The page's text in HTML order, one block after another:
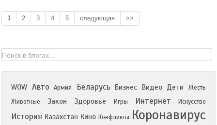
1 2 3 4 5 следующая >>
WOW Авто Армия Беларусь Бизнес Видео Дети
Жесть
Животные
Закон Здоровье Игры Интернет Искусство
История Казахстан Кино Конфликты Коронавирус